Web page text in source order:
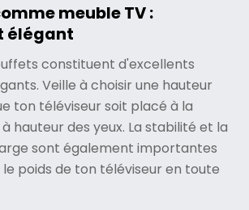
meuble TV :
élégant
constituent d'excellents
Veille à choisir une hauteur
ton téléviseur soit placé à la
hauteur des yeux. La stabilité et la
sont également importantes
poids de ton téléviseur en toute